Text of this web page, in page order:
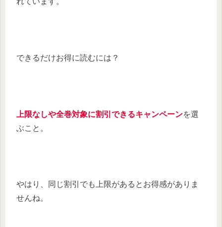
できるだけお得に読むには？
上限なしや全巻対象に割引できるキャンペーンを選
ぶこと。
やはり、同じ割引でも上限があるとお得感がありま
せんね。